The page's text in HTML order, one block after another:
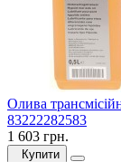
Олива
83222282583
1 603 грн.
Купити